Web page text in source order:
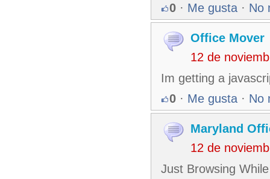
0 · Me gusta · No
Office Mover
12 de
Im getting a
0 · Me gusta · No
Maryland
12 de
Just Browsing